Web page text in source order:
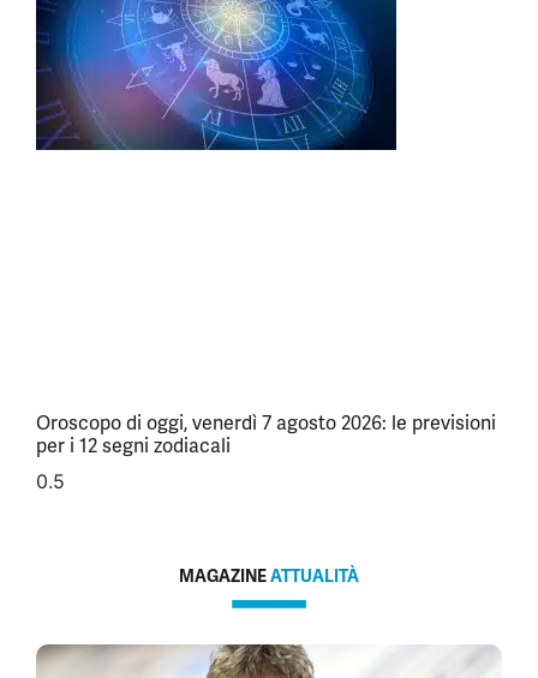
Oroscopo di oggi, venerdì 7 agosto 2026: le previsioni
per i 12 segni zodiacali
MAGAZINEATTUALITÀ